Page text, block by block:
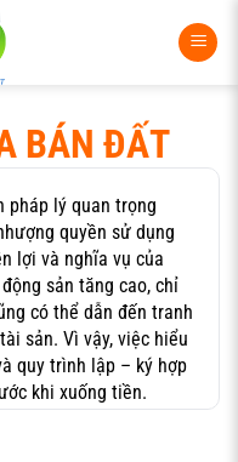
BÁN ĐẤT
pháp lý quan trọng
quyền sử dụng
lợi và nghĩa vụ của
sản tăng cao, chỉ
có thể dẫn đến tranh
sản. Vì vậy, việc hiểu
quy trình lập – ký hợp
khi xuống tiền.